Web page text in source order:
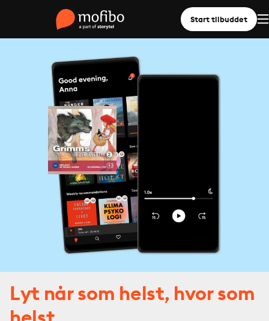
Start tilbuddet
Lyt når som helst, hvor som